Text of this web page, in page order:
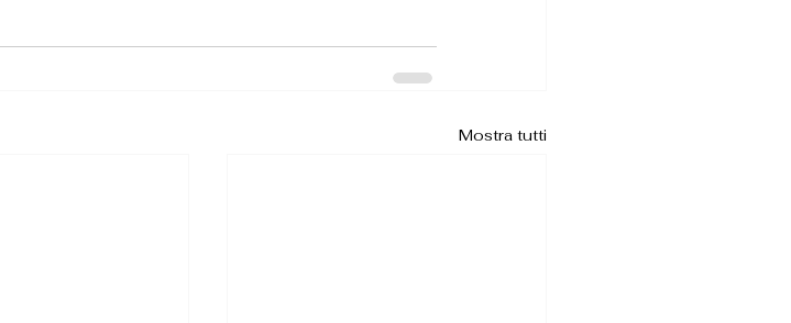
Mostra tutti